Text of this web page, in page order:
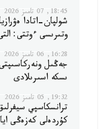
18:45, 07 تامىز 2026
شولپان-اتادا
وتىرىسى ءوتتى:
16:28, 06 تامىز 2026
ىسكە اسىرىلادى
19:32, 05 تامىز 2026
ترانسكاسپي
كۇردەلى كەزەڭى